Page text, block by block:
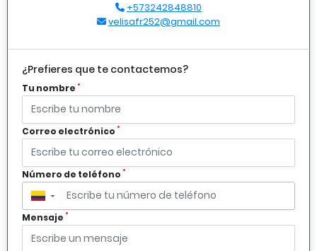
+573242848810
velisafr252@gmail.com
¿Prefieres que te contactemos?
Tu nombre *
Correo electrónico *
Número de teléfono *
▼
Mensaje *